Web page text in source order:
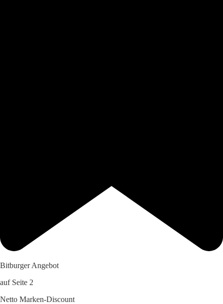
Bitburger Angebot
auf Seite 2
Netto Marken-Discount